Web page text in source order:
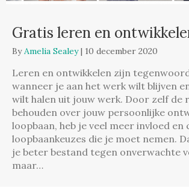
Gratis leren en
ByAmelia Sealey | 10 december 2020
Leren en ontwikkelen zijn
wanneer je aan het werk wilt blijven
wilt halen uit jouw werk. Door zelf de
behouden over jouw persoonlijke
loopbaan, heb je veel meer invloed
loopbaankeuzes die je moet nemen.
je beter bestand tegen onverwachte
maar…